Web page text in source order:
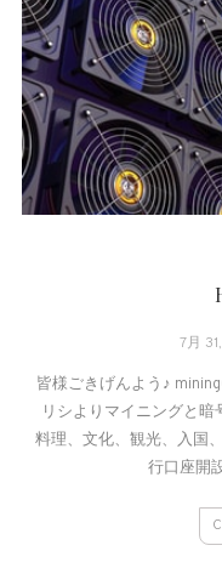
7月
皆様ごきげんよう♪
リシよりマイニングと
料理、文化、観光、入国
行口座開